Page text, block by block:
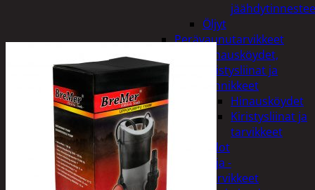
Öljyt
Perävaunutarvikkeet
Hinausköydet,
kiristysliinat ja
kiinnikkeet
Hinausköydet
Kiristysliinat ja
tarvikkeet
Valot
Rengas ja -
vannetarvikkeet